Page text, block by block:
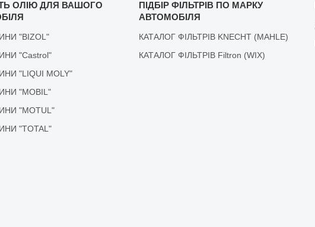
ОЛІЮ ДЛЯ ВАШОГО
"BIZOL"
"Castrol"
"LIQUI MOLY"
"MOBIL"
"MOTUL"
"TOTAL"
ПІДБІР ФІЛЬТРІВ ПО МАРКУ
АВТОМОБІЛЯ
КАТАЛОГ ФІЛЬТРІВ KNECHT (MAHLE)
КАТАЛОГ ФІЛЬТРІВ Filtron (WIX)